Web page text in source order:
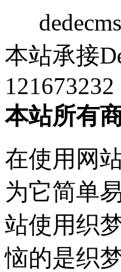
本站承接
121673232
本站所有
在使用网
为它简单
站使用织
恼的是织